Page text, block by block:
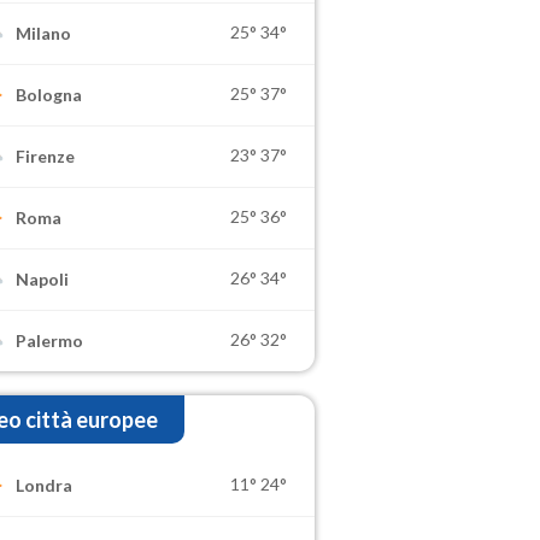
Milano 25° 34°
Bologna 25° 37°
Firenze 23° 37°
Roma 25° 36°
Napoli 26° 34°
Palermo 26° 32°
città europee
Londra 11° 24°